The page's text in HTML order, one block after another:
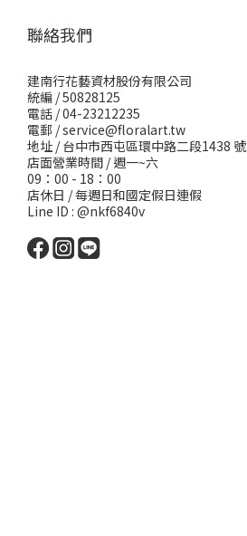
聯絡我們
建南行花藝資材股份有限公司
統編 / 50828125
電話 / 04-23212235
電郵 /service@floralart.tw
地址 / 台中市西屯區環中路二段1438 號
店面營業時間 / 週一~六
09：00 - 18：00
店休日 / 每週日和國定假日連假
Line ID : @nkf6840v